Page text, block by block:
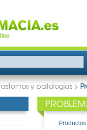
y patologias >